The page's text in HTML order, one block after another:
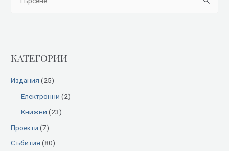
c
f
:
КАТЕГОРИИ
Издания (25)
Електронни (2)
Книжни (23)
Проекти (7)
Събития (80)